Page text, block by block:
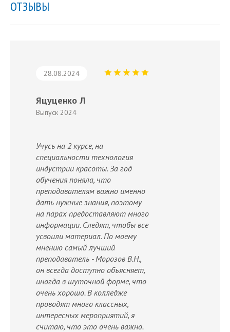
ОТЗЫВЫ
28.08.2024
Яцуценко Л
Выпуск 2024
Учусь на 2 курсе, на
специальности технология
индустрии красоты. За год
обучения поняла, что
преподавателям важно именно
дать нужные знания, поэтому
на парах предоставляют много
информации. Следят, чтобы все
усвоили материал. По моему
мнению самый лучший
преподаватель - Морозов В.Н.,
он всегда доступно объясняет,
иногда в шуточной форме, что
очень хорошо. В колледже
проводят много классных,
интересных мероприятий, я
считаю, что это очень важно.